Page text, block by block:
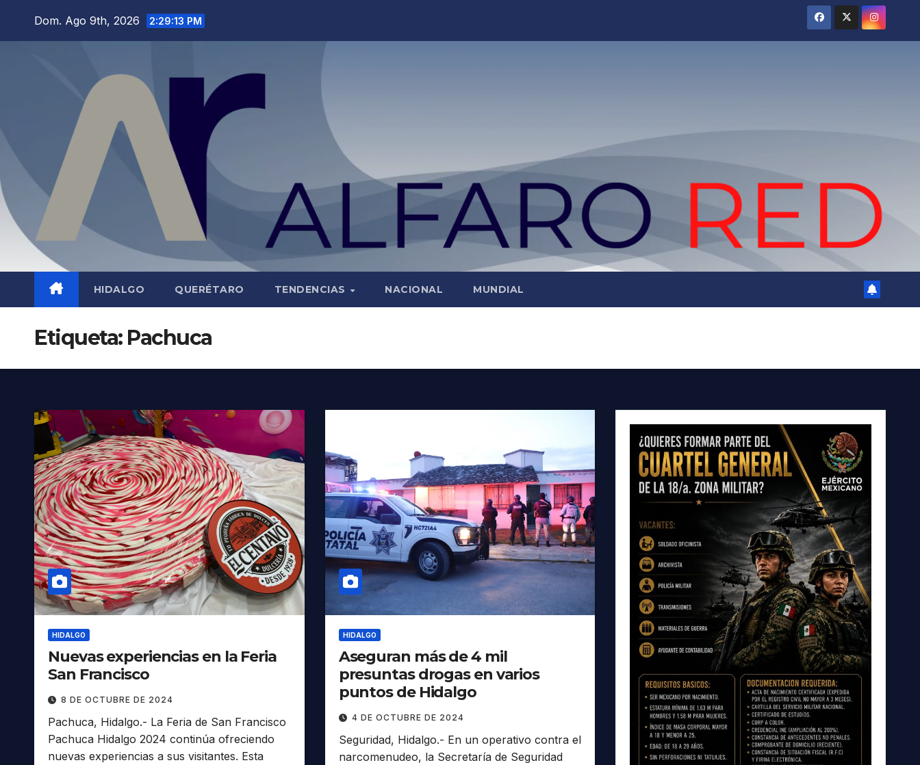
Dom. Ago 9th, 2026 2:29:15 PM
HIDALGO QUERÉTARO TENDENCIAS NACIONAL MUNDIAL
Etiqueta: Pachuca
HIDALGO
Nuevas experiencias en la Feria
San Francisco
8 DE OCTUBRE DE 2024
Pachuca, Hidalgo.- La Feria de San Francisco
Pachuca Hidalgo 2024 continúa ofreciendo
nuevas experiencias a sus visitantes. Esta
HIDALGO
Aseguran más de 4 mil
presuntas drogas en varios
puntos de Hidalgo
4 DE OCTUBRE DE 2024
Seguridad, Hidalgo.- En un operativo contra el
narcomenudeo, la Secretaría de Seguridad